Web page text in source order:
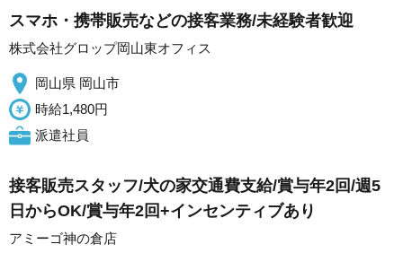
スマホ・携帯販売などの接客業務/未経験者歓迎
株式会社グロップ岡山東オフィス
岡山県 岡山市
時給1,480円
派遣社員
接客販売スタッフ/犬の家交通費支給/賞与年2回/週5
日からOK/賞与年2回+インセンティブあり
アミーゴ神の倉店